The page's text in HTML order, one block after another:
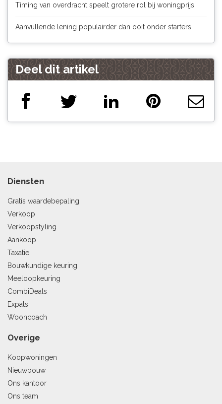
Timing van overdracht speelt grotere rol bij woningprijs
Aanvullende lening populairder dan ooit onder starters
Deel dit artikel
Diensten
Gratis waardebepaling
Verkoop
Verkoopstyling
Aankoop
Taxatie
Bouwkundige keuring
Meeloopkeuring
CombiDeals
Expats
Wooncoach
Overige
Koopwoningen
Nieuwbouw
Ons kantoor
Ons team